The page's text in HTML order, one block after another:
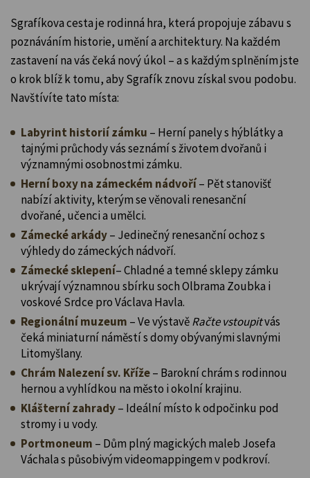
Sgrafíkova cesta je rodinná hra, která propojuje zábavu s
poznáváním historie, umění a architektury. Na každém
zastavení na vás čeká nový úkol – a s každým splněním jste
o krok blíž k tomu, aby Sgrafík znovu získal svou podobu.
Navštívíte tato místa:
Labyrint historií zámku – Herní panely s hýblátky a
tajnými průchody vás seznámí s životem dvořanů i
významnými osobnostmi zámku.
Herní boxy na zámeckém nádvoří– Pět stanovišť
nabízí aktivity, kterým se věnovali renesanční
dvořané, učenci a umělci.
Zámecké arkády– Jedinečný renesanční ochoz s
výhledy do zámeckých nádvoří.
Zámecké sklepení– Chladné a temné sklepy zámku
ukrývají významnou sbírku soch Olbrama Zoubka i
voskové Srdce pro Václava Havla.
Regionální muzeum – Ve výstavěRačte vstoupitvás
čeká miniaturní náměstí s domy obývanými slavnými
Litomyšlany.
Chrám Nalezení sv. Kříže– Barokní chrám s rodinnou
hernou a vyhlídkou na město i okolní krajinu.
Klášterní zahrady– Ideální místo k odpočinku pod
stromy i u vody.
Portmoneum – Dům plný magických maleb Josefa
Váchala s působivým videomappingem v podkroví.